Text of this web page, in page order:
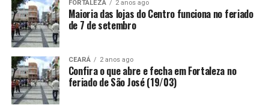
FORTALEZA 2 anos ago
Maioria das lojas do Centro funciona no feriado
de 7 de setembro
CEARÁ 2 anos ago
Confira o que abre e fecha em Fortaleza no
feriado de São José (19/03)